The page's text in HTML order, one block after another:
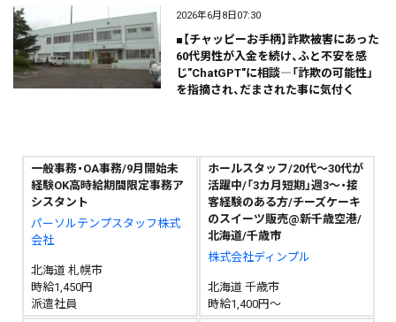
2026年6月8日07:30
■【チャッピーお手柄】詐欺被害にあった
60代男性が入金を続け、ふと不安を感
じ"ChatGPT"に相談―「詐欺の可能性」
を指摘され、だまされた事に気付く
一般事務・OA事務/9月開始未
経験OK高時給期間限定事務ア
シスタント
パーソルテンプスタッフ株式
会社
北海道 札幌市
時給1,450円
派遣社員
ホールスタッフ/20代～30代が
活躍中/「3カ月短期」週3～・接
客経験のある方/チーズケーキ
のスイーツ販売@新千歳空港/
北海道/千歳市
株式会社ディンプル
北海道 千歳市
時給1,400円～